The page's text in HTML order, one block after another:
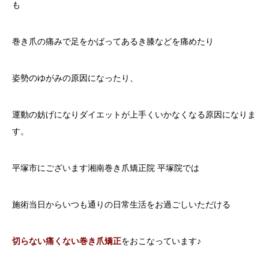
も
巻き爪の痛みで足をかばってあるき膝などを痛めたり
姿勢のゆがみの原因になったり、
運動の妨げになりダイエットが上手くいかなくなる原因になりま
す。
平塚市にございます湘南巻き爪矯正院 平塚院では
施術当日からいつも通りの日常生活をお過ごしいただける
切らない痛くない巻き爪矯正をおこなっています♪